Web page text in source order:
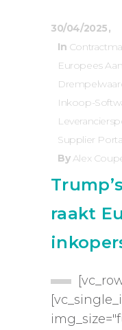
30/04/2025
In
Europees
Inkoop-
Supplier
ByAlex
raakt